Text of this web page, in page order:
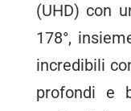
(UHD) con
178°,
incredibili
profondi e